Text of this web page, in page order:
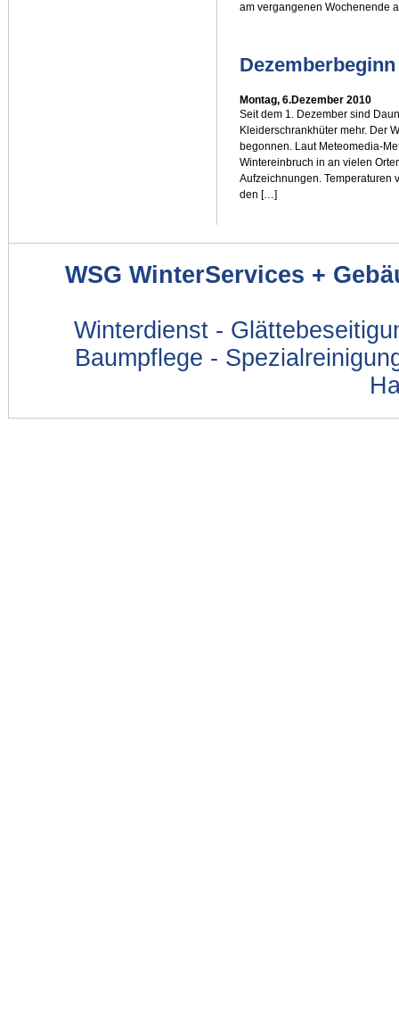
am vergangenen Wochenende
Montag, 6.Dezember 2010
Seit dem 1. Dezember sind
Kleiderschrankhüter mehr. Der
begonnen. Laut Meteomedia-
Wintereinbruch in an vielen
Aufzeichnungen. Temperaturen
den […]
WSG WinterServices +
Winterdienst -
Baumpflege -